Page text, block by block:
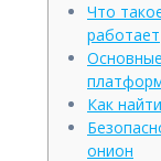
Что
работает
Как
онион